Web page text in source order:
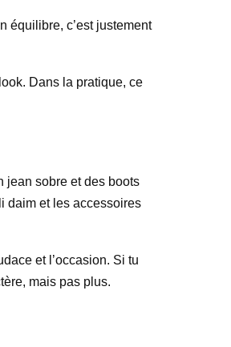
équilibre, c’est justement
Dans la pratique, ce
jean sobre et des boots
daim et les accessoires
et l’occasion. Si tu
mais pas plus.